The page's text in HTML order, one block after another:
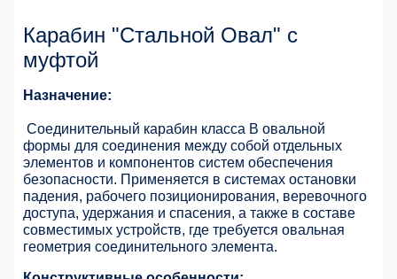
Карабин "Стальной Овал" с
муфтой
Назначение:
Соединительный карабин класса B овальной
формы для соединения между собой отдельных
элементов и компонентов систем обеспечения
безопасности. Применяется в системах остановки
падения, рабочего позиционирования, веревочного
доступа, удержания и спасения, а также в составе
совместимых устройств, где требуется овальная
геометрия соединительного элемента.